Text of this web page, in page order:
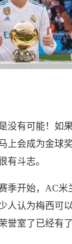
没有可能！如
上会成为金球
有斗志。
季开始，AC
人认为梅西可
室了已经有